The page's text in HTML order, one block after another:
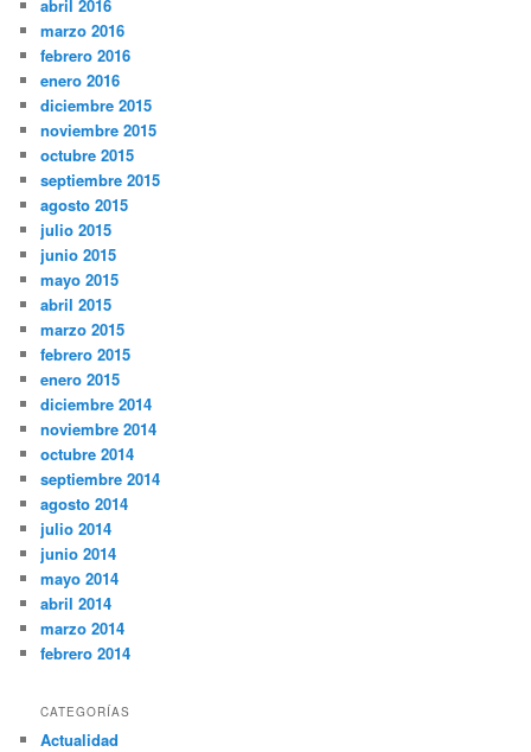
abril 2016
marzo 2016
febrero 2016
enero 2016
diciembre 2015
noviembre 2015
octubre 2015
septiembre 2015
agosto 2015
julio 2015
junio 2015
mayo 2015
abril 2015
marzo 2015
febrero 2015
enero 2015
diciembre 2014
noviembre 2014
octubre 2014
septiembre 2014
agosto 2014
julio 2014
junio 2014
mayo 2014
abril 2014
marzo 2014
febrero 2014
CATEGORÍAS
Actualidad